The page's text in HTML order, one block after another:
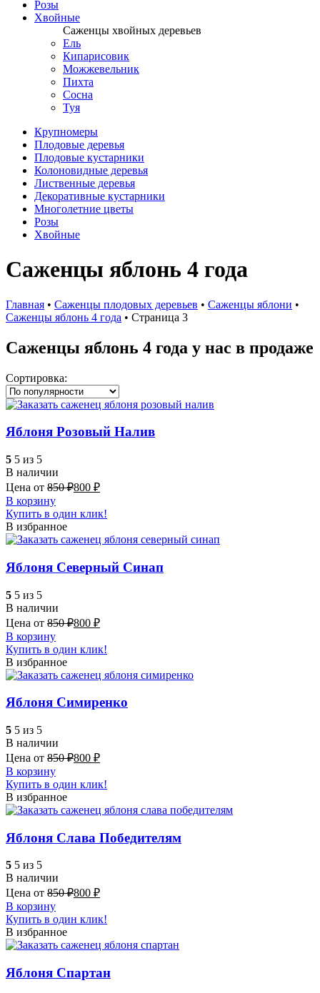
Розы
Хвойные
Саженцы хвойных деревьев
Ель
Кипарисовик
Можжевельник
Пихта
Сосна
Туя
Крупномеры
Плодовые деревья
Плодовые кустарники
Колоновидные деревья
Лиственные деревья
Декоративные кустарники
Многолетние цветы
Розы
Хвойные
Саженцы яблонь 4 года
Главная • Саженцы плодовых деревьев • Саженцы яблони •
Саженцы яблонь 4 года • Страница 3
Саженцы яблонь 4 года у нас в продаже
Сортировка:
Яблоня Розовый Налив
5 5 из 5
В наличии
Цена от 850₽800 ₽
В корзину
Купить в один клик!
В избранное
Яблоня Северный Синап
5 5 из 5
В наличии
Цена от 850₽800 ₽
В корзину
Купить в один клик!
В избранное
Яблоня Симиренко
5 5 из 5
В наличии
Цена от 850₽800 ₽
В корзину
Купить в один клик!
В избранное
Яблоня Слава Победителям
5 5 из 5
В наличии
Цена от 850₽800 ₽
В корзину
Купить в один клик!
В избранное
Яблоня Спартан